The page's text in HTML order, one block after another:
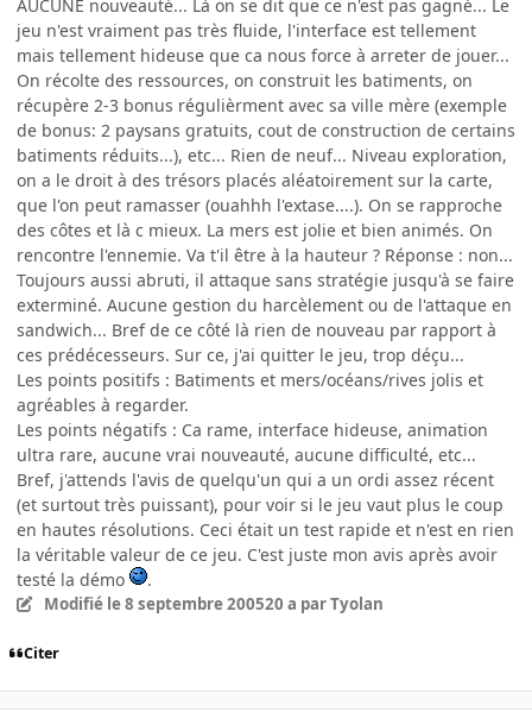
AUCUNE nouveauté... Là on se dit que ce n'est pas gagné... Le
jeu n'est vraiment pas très fluide, l'interface est tellement
mais tellement hideuse que ca nous force à arreter de jouer...
On récolte des ressources, on construit les batiments, on
récupère 2-3 bonus régulièrment avec sa ville mère (exemple
de bonus: 2 paysans gratuits, cout de construction de certains
batiments réduits...), etc... Rien de neuf... Niveau exploration,
on a le droit à des trésors placés aléatoirement sur la carte,
que l'on peut ramasser (ouahhh l'extase....). On se rapproche
des côtes et là c mieux. La mers est jolie et bien animés. On
rencontre l'ennemie. Va t'il être à la hauteur ? Réponse : non...
Toujours aussi abruti, il attaque sans stratégie jusqu'à se faire
exterminé. Aucune gestion du harcèlement ou de l'attaque en
sandwich... Bref de ce côté là rien de nouveau par rapport à
ces prédécesseurs. Sur ce, j'ai quitter le jeu, trop déçu...
Les points positifs : Batiments et mers/océans/rives jolis et
agréables à regarder.
Les points négatifs : Ca rame, interface hideuse, animation
ultra rare, aucune vrai nouveauté, aucune difficulté, etc...
Bref, j'attends l'avis de quelqu'un qui a un ordi assez récent
(et surtout très puissant), pour voir si le jeu vaut plus le coup
en hautes résolutions. Ceci était un test rapide et n'est en rien
la véritable valeur de ce jeu. C'est juste mon avis après avoir
testé la démo
.
Modifié le 8 septembre 200520 a par Tyolan
Citer